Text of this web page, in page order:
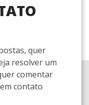
quer
resolver um
comentar
contato